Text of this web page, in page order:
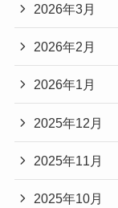
2026年3月
2026年2月
2026年1月
2025年12月
2025年11月
2025年10月